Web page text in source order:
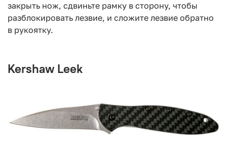
закрыть нож, сдвиньте рамку в сторону, чтобы
разблокировать лезвие, и сложите лезвие обратно
в рукоятку.
Kershaw Leek